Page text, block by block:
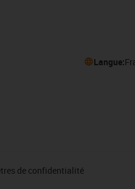
Langue:
de confidentialité